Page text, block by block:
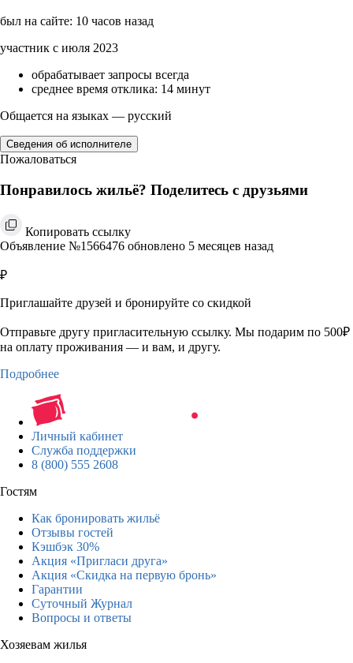
был на сайте: 10 часов назад
участник с июля 2023
обрабатывает запросы всегда
среднее время отклика: 14 минут
Общается на языках — русский
Сведения об исполнителе
Пожаловаться
Понравилось жильё? Поделитесь с друзьями
Копировать ссылку
Объявление №1566476 обновлено 5 месяцев назад
₽
Приглашайте друзей и бронируйте со скидкой
Отправьте другу пригласительную ссылку. Мы подарим по 500₽
на оплату проживания — и вам, и другу.
Подробнее
Личный кабинет
Служба поддержки
8 (800) 555 2608
Гостям
Как бронировать жильё
Отзывы гостей
Кэшбэк 30%
Акция «Пригласи друга»
Акция «Скидка на первую бронь»
Гарантии
Суточный Журнал
Вопросы и ответы
Хозяевам жилья